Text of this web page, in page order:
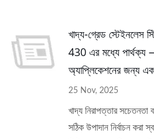
খাদ্য-গ্রেড স্টেইনলেস
430 এর মধ্যে
অ্যাপ্লিকেশনের জন্য
25 Nov, 2025
খাদ্য নিরাপত্তার সচেতনতা
সঠিক উপাদান নির্বাচন করা